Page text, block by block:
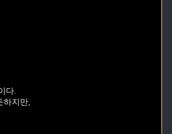
다.
하지만,